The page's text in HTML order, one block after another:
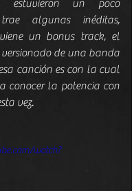
estuvieron un poco
algunas inéditas,
un bonus track, el
de una banda
canción es con la cual
conocer la potencia con
vez.
watch?